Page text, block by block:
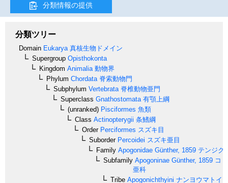
分類情報の提供
分類ツリー
Domain Eukarya 真核生物ドメイン
Supergroup Opisthokonta
Kingdom Animalia 動物界
Phylum Chordata 脊索動物門
Subphylum Vertebrata 脊椎動物亜門
Superclass Gnathostomata 有顎上綱
(unranked) Pisciformes 魚類
Class Actinopterygii 条鰭綱
OrderPerciformes スズキ目
SuborderPercoidei スズキ亜目
Family Apogonidae Günther, 1859 テンジク
Subfamily Apogoninae Günther, 1859 コ
亜科
Tribe Apogonichthyini ナンヨウマトイ